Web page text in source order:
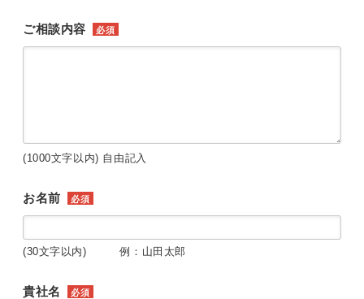
ご相談内容 必須
(1000文字以内) 自由記入
お名前 必須
(30文字以内) 例：山田太郎
貴社名 必須